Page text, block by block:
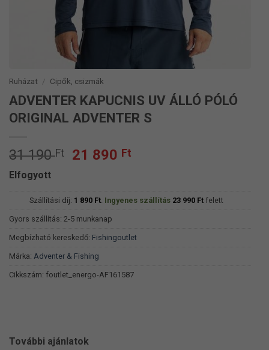
Ruházat / Cipők, csizmák
ADVENTER KAPUCNIS UV ÁLLÓ PÓLÓ
ORIGINAL ADVENTER S
31 190Ft
Original
31
190 Ft.
21 890 Ft
21
Elfogyott
Szállítási díj: 1 890 Ft. Ingyenes szállítás 23 990 Ftfelett
Gyors szállítás: 2-5 munkanap
Megbízható kereskedő: Fishingoutlet
Márka: Adventer & Fishing
Cikkszám: foutlet_energo-AF161587
További ajánlatok